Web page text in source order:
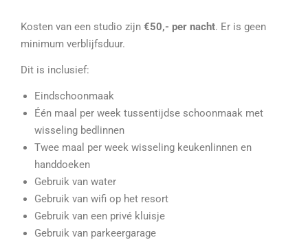
Kosten van een studio zijn €50,- per nacht. Er is geen
minimum verblijfsduur.
Dit is inclusief:
Eindschoonmaak
Één maal per week tussentijdse schoonmaak met
wisseling bedlinnen
Twee maal per week wisseling keukenlinnen en
handdoeken
Gebruik van water
Gebruik van wifi op het resort
Gebruik van een privé kluisje
Gebruik van parkeergarage